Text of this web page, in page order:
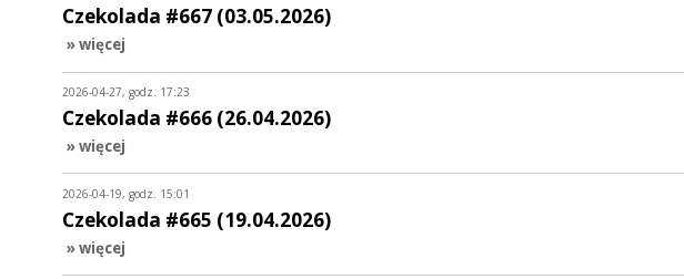
Czekolada #667 (03.05.2026)
» więcej
2026-04-27, godz. 17:23
Czekolada #666 (26.04.2026)
» więcej
2026-04-19, godz. 15:01
Czekolada #665 (19.04.2026)
» więcej